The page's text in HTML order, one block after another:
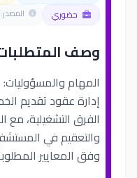
حضوري
المصدر: Jooble
وصف
المهام والمسؤوليات:
إدارة عقود تقديم
الفرق التشغيلية، مع
والتعقيم في
وفق المعايير